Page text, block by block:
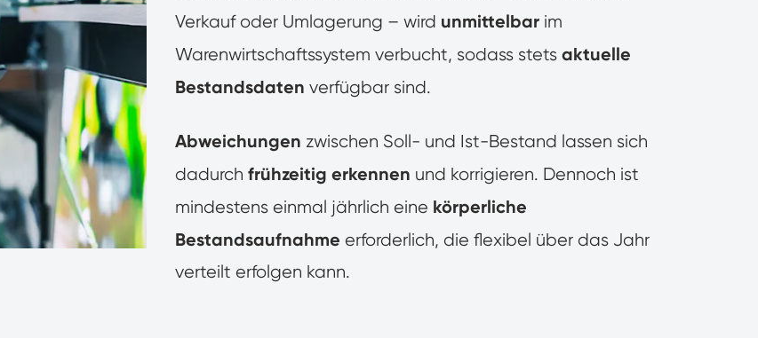
Verkauf oder Umlagerung – wird unmittelbar im
Warenwirtschaftssystem verbucht, sodass stets aktuelle
Bestandsdaten verfügbar sind.
Abweichungen zwischen Soll- und Ist-Bestand lassen sich
dadurch frühzeitig erkennen und korrigieren. Dennoch ist
mindestens einmal jährlich eine körperliche
Bestandsaufnahme erforderlich, die flexibel über das Jahr
verteilt erfolgen kann.